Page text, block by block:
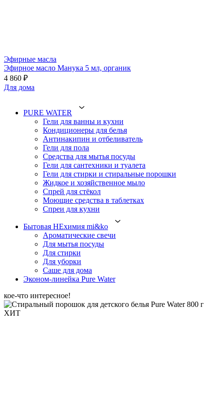
Эфирные масла
Эфирное масло Манука 5 мл, органик
4 860 ₽
Для дома
PURE WATER
Гели для ванны и кухни
Кондиционеры для белья
Антинакипин и отбеливатель
Гели для пола
Средства для мытья посуды
Гели для сантехники и туалета
Гели для стирки и стиральные порошки
Жидкое и хозяйственное мыло
Спрей для стёкол
Моющие средства в таблетках
Спреи для кухни
Бытовая НЕхимия mi&ko
Ароматические свечи
Для мытья посуды
Для стирки
Для уборки
Саше для дома
Эконом-линейка Pure Water
кое-что интересное!
ХИТ